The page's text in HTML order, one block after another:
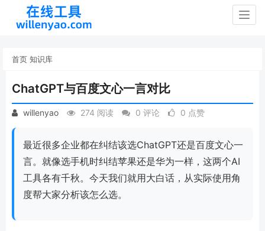
首页 知识库
ChatGPT与百度文心一言对比
willenyao 274 阅读 0 评论 0 点赞
最近很多企业都在纠结该选ChatGPT还是百度文心一
言。就像选手机时纠结苹果还是华为一样，这两个AI
工具各有千秋。今天我们就用大白话，从实际使用角
度帮大家分析该怎么选。